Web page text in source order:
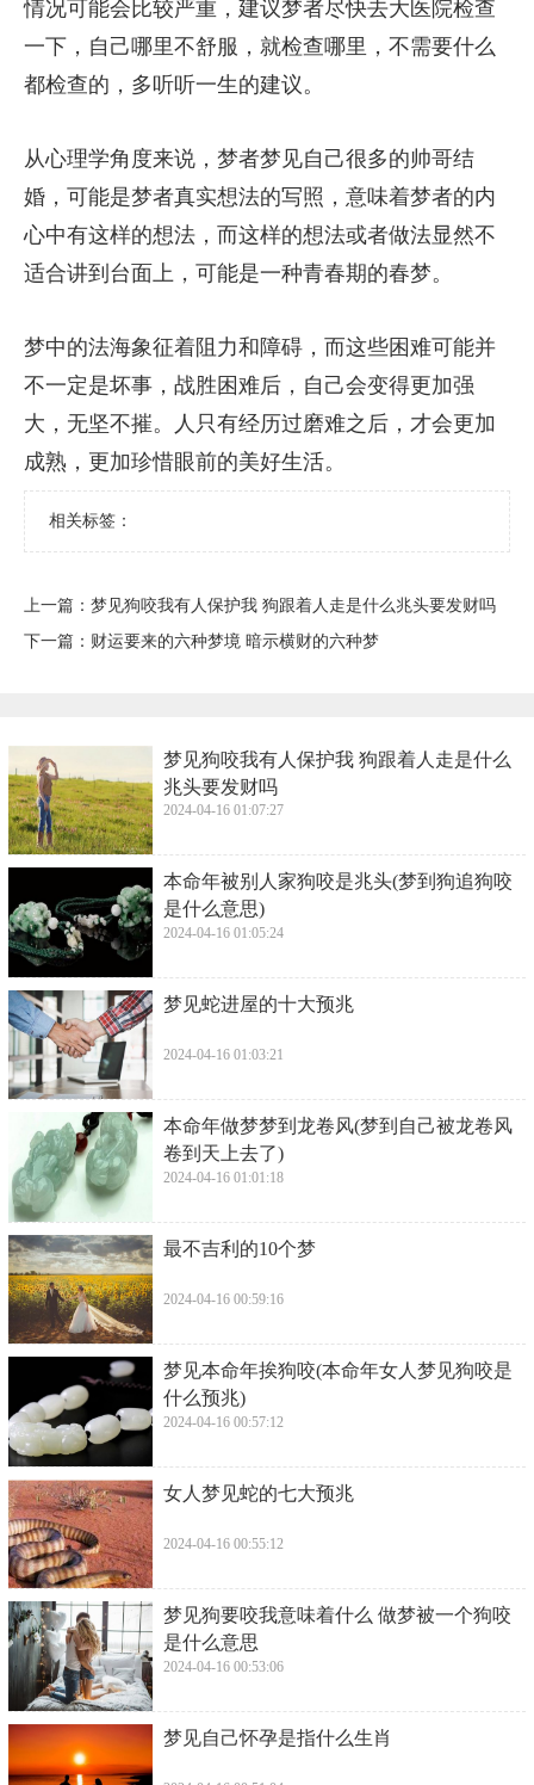
情况可能会比较严重，建议梦者尽快去大医院检查
一下，自己哪里不舒服，就检查哪里，不需要什么
都检查的，多听听一生的建议。
从心理学角度来说，梦者梦见自己很多的帅哥结
婚，可能是梦者真实想法的写照，意味着梦者的内
心中有这样的想法，而这样的想法或者做法显然不
适合讲到台面上，可能是一种青春期的春梦。
梦中的法海象征着阻力和障碍，而这些困难可能并
不一定是坏事，战胜困难后，自己会变得更加强
大，无坚不摧。人只有经历过磨难之后，才会更加
成熟，更加珍惜眼前的美好生活。
相关标签：
上一篇： ​梦见狗咬我有人保护我 狗跟着人走是什么兆头要发财吗
下一篇： ​财运要来的六种梦境 暗示横财的六种梦
​梦见狗咬我有人保护我 狗跟着人走是什么
兆头要发财吗
2024-04-16 01:07:27
​本命年被别人家狗咬是兆头(梦到狗追狗咬
是什么意思)
2024-04-16 01:05:24
​梦见蛇进屋的十大预兆
2024-04-16 01:03:21
​本命年做梦梦到龙卷风(梦到自己被龙卷风
卷到天上去了)
2024-04-16 01:01:18
​最不吉利的10个梦
2024-04-16 00:59:16
​梦见本命年挨狗咬(本命年女人梦见狗咬是
什么预兆)
2024-04-16 00:57:12
​女人梦见蛇的七大预兆
2024-04-16 00:55:12
​梦见狗要咬我意味着什么 做梦被一个狗咬
是什么意思
2024-04-16 00:53:06
​梦见自己怀孕是指什么生肖